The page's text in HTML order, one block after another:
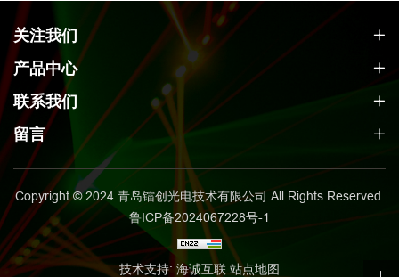
关注我们
产品中心
联系我们
留言
Copyright © 2024 青岛镭创光电技术有限公司 All Rights Reserved.
鲁ICP备2024067228号-1
技术支持: 海诚互联 站点地图